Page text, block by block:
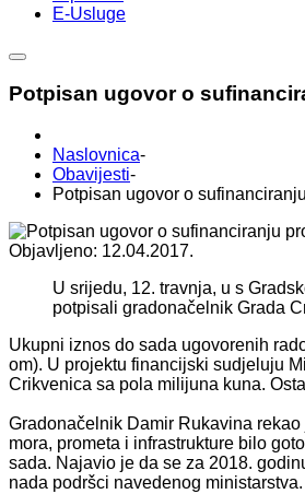
E-Usluge
Potpisan ugovor o
Naslovnica-
Obavijesti-
Potpisan ugovor o
Objavljeno: 12.04.2017.
U srijedu, 12. travnja, u s
potpisali gradonačelnik Grada
Ukupni iznos do sada ugovorenih
om). U projektu financijski sudjeluju
Crikvenica sa pola milijuna kuna.
Gradonačelnik Damir Rukavina
mora, prometa i infrastrukture bilo
sada. Najavio je da se za 2018.
nada podršci navedenog ministarstva.